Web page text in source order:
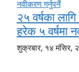
२५ वर्षका
हरेक ५ वर्षमा
शुक्रबार, १४ मंसिर,